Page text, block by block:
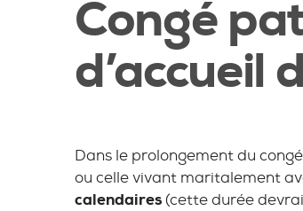
Congé
d’accueil
Dans le prolongement du
ou celle vivant maritalement
calendaires(cette durée